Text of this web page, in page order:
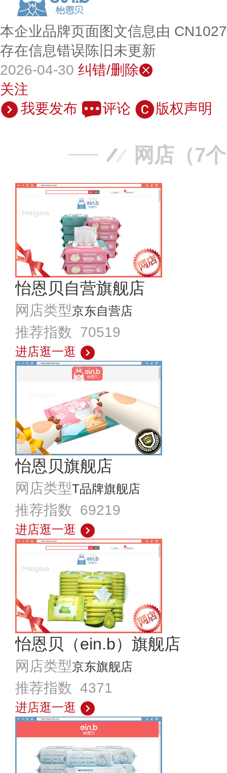
本企业品牌页面图文信息由
存在信息错误陈旧未更新
2026-04-30 纠错/删除
关注
我要发布
评论 版权声明
网店（7
怡恩贝自营旗舰店
网店类型京东自营店
推荐指数 70519
进店逛一逛
怡恩贝旗舰店
网店类型T品牌旗舰店
推荐指数 69219
进店逛一逛
怡恩贝（ein.b）旗舰店
网店类型京东旗舰店
推荐指数 4371
进店逛一逛